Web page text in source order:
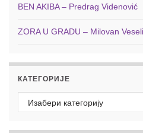
BEN AKIBA – Predrag Videnović
ZORA U GRADU – Milovan
КАТЕГОРИЈЕ
Категорије